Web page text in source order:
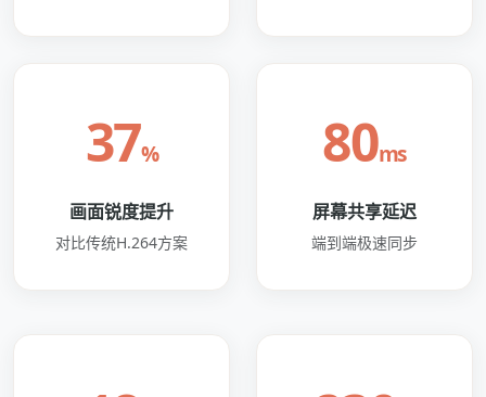
37%
画面锐度提升
对比传统H.264方案
80ms
屏幕共享延迟
端到端极速同步